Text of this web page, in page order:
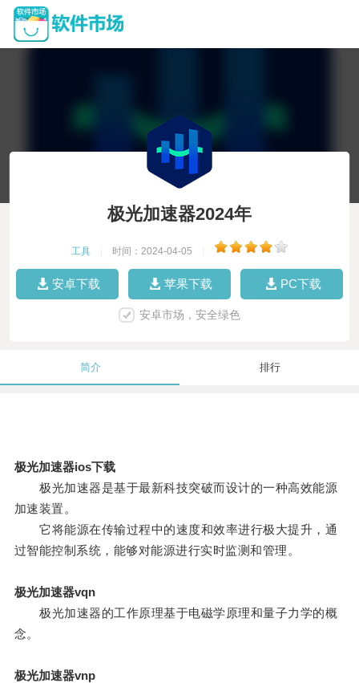
极光加速器2024年
工具 时间：2024-04-05
安卓下载 苹果下载 PC下载
安卓市场，安全绿色
简介 排行
极光加速器ios下载
极光加速器是基于最新科技突破而设计的一种高效能源
加速装置。
它将能源在传输过程中的速度和效率进行极大提升，通
过智能控制系统，能够对能源进行实时监测和管理。
极光加速器vqn
极光加速器的工作原理基于电磁学原理和量子力学的概
念。
极光加速器vnp